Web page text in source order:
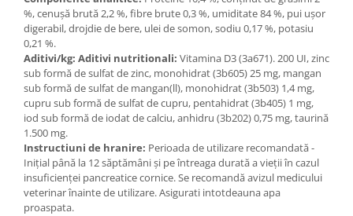
%, cenușă brută 2,2 %, fibre brute 0,3 %, umiditate 84 %, pui ușor
digerabil, drojdie de bere, ulei de somon, sodiu 0,17 %, potasiu
0,21 %.
Aditivi/kg: Aditivi nutritionali: Vitamina D3 (3a671). 200 UI, zinc
sub formă de sulfat de zinc, monohidrat (3b605) 25 mg, mangan
sub formă de sulfat de mangan(ll), monohidrat (3b503) 1,4 mg,
cupru sub formă de sulfat de cupru, pentahidrat (3b405) 1 mg,
iod sub formă de iodat de calciu, anhidru (3b202) 0,75 mg, taurină
1.500 mg.
Instructiuni de hranire: Perioada de utilizare recomandată -
Inițial până la 12 săptămâni și pe întreaga durată a vieții în cazul
insuficienței pancreatice cornice. Se recomandă avizul medicului
veterinar înainte de utilizare. Asigurati intotdeauna apa
proaspata.